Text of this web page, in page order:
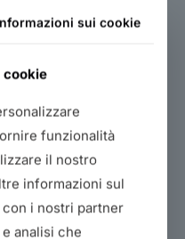
sullo stress da lavoro
una delle sfide
moderno. L’obiettivo
benessere deisui cookie
cookie
funzionalità
il nostro
informazioni sul
i nostri partner
analisi che